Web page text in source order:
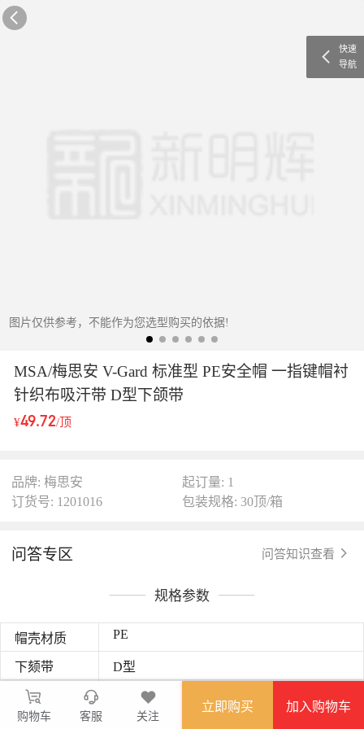
图片仅供参考，不能作为您选型购买的依据!
MSA/梅思安 V-Gard 标准型 PE安全帽 一指键帽衬
针织布吸汗带 D型下颌带
¥49.72/顶
品牌: 梅思安
起订量: 1
订货号: 1201016
包装规格: 30顶/箱
问答专区 问答知识查看
规格参数
帽壳材质 PE
下颏带 D型
帽衬 一指键
颜色 红色
购物车 客服 关注
立即购买 加入购物车
快速
导航